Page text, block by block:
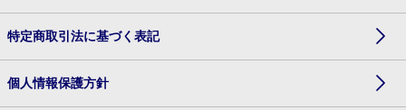
特定商取引法に基づく表記
個人情報保護方針